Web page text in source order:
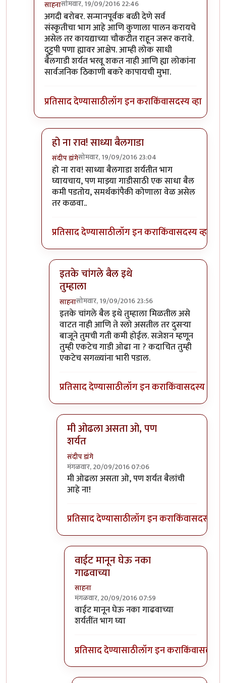
साहनासोमवार, 19/09/2016 22:46
In reply toमूळ आक्षेपbyआनंदयात्री
अगदी बरोबर. सन्मानपूर्वक बळी देणे सर्व
संस्कृतीचा भाग आहे आणि कुणाला पालन करायचे
असेल तर कायद्याच्या चौकटीत राहून जरूर करावे.
दुट्टपी पणा ह्यावर आक्षेप. आम्ही लोक साधी
बैलगाडी शर्यत भरवू शकत नाही आणि ह्या लोकांना
सार्वजनिक ठिकाणी बकरे कापायची मुभा.
प्रतिसाद देण्यासाठीलॉग इन कराकिंवासदस्य व्हा
हो ना राव! साध्या बैलगाडा
संदीप डांगेसोमवार, 19/09/2016 23:04
In reply toअगदी बरोबर. सन्मानपूर्वक बळी
हो ना राव! साध्या बैलगाडा शर्यतीत भाग
घ्यायचाय, पण माझ्या गाडीसाठी एक साधा बैल
कमी पडतोय, समर्थकांपैकी कोणाला वेळ असेल
तर कळवा..
प्रतिसाद देण्यासाठीलॉग इन कराकिंवासदस्य व्हा
इतके चांगले बैल इथे
तुम्हाला
साहनासोमवार, 19/09/2016 23:56
In reply toहो ना राव! साध्या बैलगाडाby
इतके चांगले बैल इथे तुम्हाला मिळतील असे
वाटत नाही आणि ते स्लो असतील तर दुसऱ्या
बाजूने तुमची गती कमी होईल. सजेशन म्हणून
तुम्ही एकटेच गाडी ओढा ना ? कदाचित तुम्ही
एकटेच सगळ्यांना भारी पडाल.
प्रतिसाद देण्यासाठीलॉग इन कराकिंवासदस्य व्हा
मी ओढला असता ओ, पण
शर्यत
संदीप डांगे
मंगळवार, 20/09/2016 07:06
In reply toइतके चांगले बैल इथे तुम्हाला
मी ओढला असता ओ, पण शर्यत बैलांची
आहे ना!
प्रतिसाद देण्यासाठीलॉग इन कराकिंवासदस्य व्हा
वाईट मानून घेऊ नका
गाढवाच्या
साहना
मंगळवार, 20/09/2016 07:59
In reply toमी ओढला असता ओ, पण शर्यत
वाईट मानून घेऊ नका गाढवाच्या
शर्यतींत भाग घ्या
प्रतिसाद देण्यासाठीलॉग इन कराकिंवासदस्य